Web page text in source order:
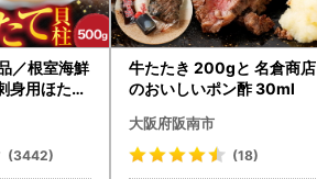
／根室海鮮
身用ほたて
(3442)
牛たたき 200gと 名倉商店
のおいしいポン酢 30ml
大阪府阪南市
(18)